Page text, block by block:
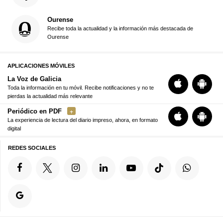
Ourense
Recibe toda la actualidad y la información más destacada de
Ourense
APLICACIONES MÓVILES
La Voz de Galicia
Toda la información en tu móvil. Recibe notificaciones y no te
pierdas la actualidad más relevante
Periódico en PDF
La experiencia de lectura del diario impreso, ahora, en formato
digital
REDES SOCIALES